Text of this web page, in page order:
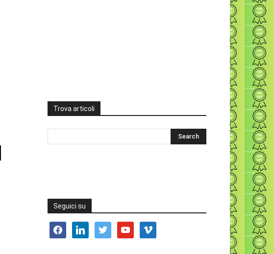
Trova articoli
Seguici su
facebooklinkedin twitter youtube vimeo